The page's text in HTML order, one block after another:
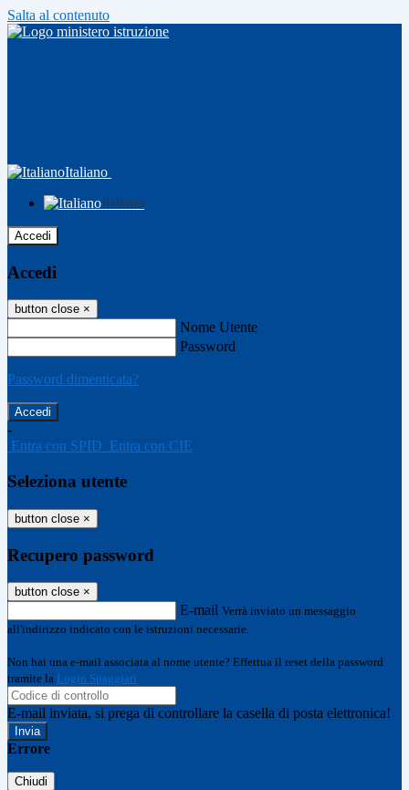
Salta al contenuto
Italiano
Italiano
Accedi
Accedi
button close ×
Nome Utente
Password
Password dimenticata?
-
Entra con SPID Entra con CIE
Seleziona utente
button close ×
Recupero password
button close ×
E-mail Verrà inviato un messaggio
all'indirizzo indicato con le istruzioni necessarie.
Non hai una e-mail associata al nome utente? Effettua il reset della password
tramite la Login Spaggiari
E-mail inviata, si prega di controllare la casella di posta elettronica!
Errore
Chiudi